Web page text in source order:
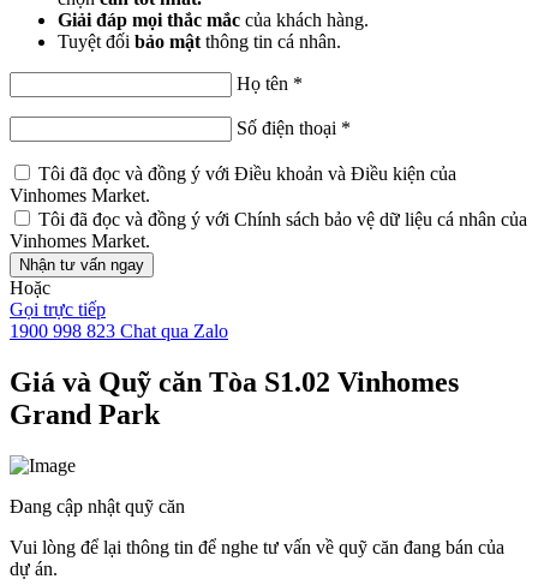
Giải đáp mọi thắc mắc của khách hàng.
Tuyệt đối bảo mật thông tin cá nhân.
Họ tên *
Số điện thoại *
Tôi đã đọc và đồng ý với Điều khoản và Điều kiện của
Vinhomes Market.
Tôi đã đọc và đồng ý với Chính sách bảo vệ dữ liệu cá nhân của
Vinhomes Market.
Nhận tư vấn ngay
Hoặc
Gọi trực tiếp
1900 998 823 Chat qua Zalo
Giá và Quỹ căn Tòa S1.02 Vinhomes
Grand Park
Đang cập nhật quỹ căn
Vui lòng để lại thông tin để nghe tư vấn về quỹ căn đang bán của
dự án.